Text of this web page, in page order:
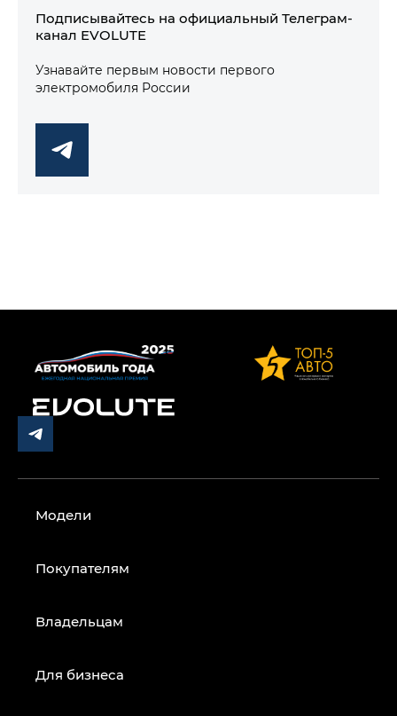
Подписывайтесь на официальный Телеграм-
канал EVOLUTE
Узнавайте первым новости первого
электромобиля России
Модели
Покупателям
Владельцам
Для бизнеса